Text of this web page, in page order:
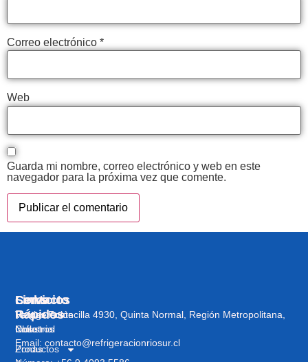
Correo electrónico *
Web
Guarda mi nombre, correo electrónico y web en este
navegador para la próxima vez que comente.
Servicios
Refrigeración
Industrial
Zonas
Links
Rápidos
Nosotros
Productos
Contacto
Vargas Fontecilla 4930, Quinta Normal, Región Metropolitana,
Chile
Email: contacto@refrigeracionriosur.cl